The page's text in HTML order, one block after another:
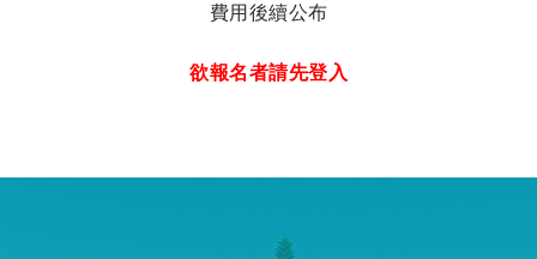
費用後續公布
欲報名者請先登入